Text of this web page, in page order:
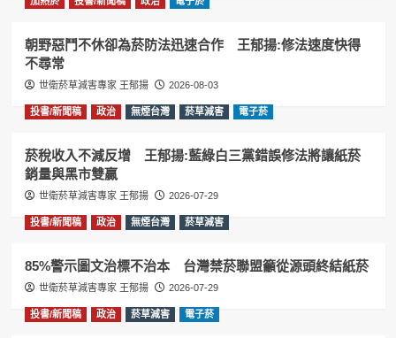
朝野惡鬥不休卻為菸防法迅速合作 王郁揚:修法速度快得
不尋常
世衛菸草減害專家 王郁揚 2026-08-03
投書/新聞稿 政治 無煙台灣 菸草減害 電子菸
菸稅收入不減反增 王郁揚:藍綠白三黨錯誤修法將讓紙菸
銷量與黑市雙贏
世衛菸草減害專家 王郁揚 2026-07-29
投書/新聞稿 政治 無煙台灣 菸草減害
85%警示圖文治標不治本 台灣禁菸聯盟籲從源頭終結紙菸
世衛菸草減害專家 王郁揚 2026-07-29
投書/新聞稿 政治 菸草減害 電子菸